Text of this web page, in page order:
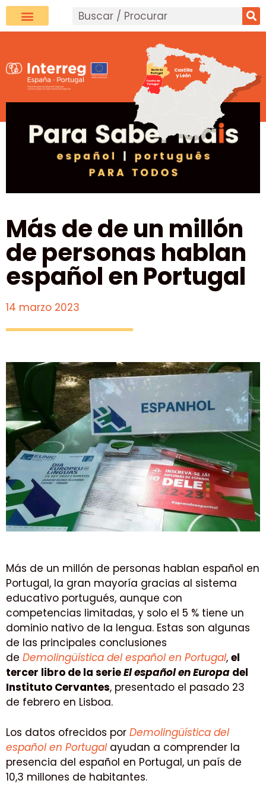
Más de de un millón
de personas hablan
español en Portugal
14 marzo 2023
Más de un millón de personas hablan español en
Portugal, la gran mayoría gracias al sistema
educativo portugués, aunque con
competencias limitadas, y solo el 5 % tiene un
dominio nativo de la lengua. Estas son algunas
de las principales conclusiones
de Demolingüística del español en Portugal, el
tercer libro de la serieEl español en Europa del
Instituto Cervantes, presentado el pasado 23
de febrero en Lisboa.
Los datos ofrecidos por Demolingüística del
español en Portugalayudan a comprender la
presencia del español en Portugal, un país de
10,3 millones de habitantes.